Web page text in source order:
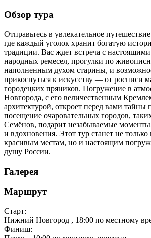
Обзор тура
Отправьтесь в увлекательное
где каждый уголок хранит богатую
традиции. Вас ждет встреча с
народных ремесел, прогулки по
наполненным духом старины, и
прикоснуться к искусству — от росписи
городецких пряников. Погружение в
Новгорода, с его величественным
архитектурой, откроет перед вами тайны
посещение очаровательных городов,
Семёнов, подарит незабываемые
и вдохновения. Этот тур станет не
красивым местам, но и настоящим
душу России.
Галерея
Маршрут
Старт:
Нижний Новгород , 18:00 по местному
Финиш: